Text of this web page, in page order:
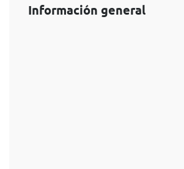
Información general